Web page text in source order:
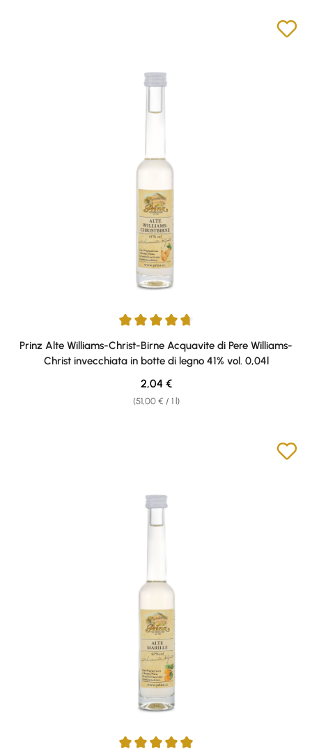
Average rating of 4.75 out of 5 stars
Prinz Alte Williams-Christ-Birne Acquavite di Pere Williams-
Christ invecchiata in botte di legno 41% vol. 0,04l
(51,00 € / 1 l)
Regular price:
2,04 €